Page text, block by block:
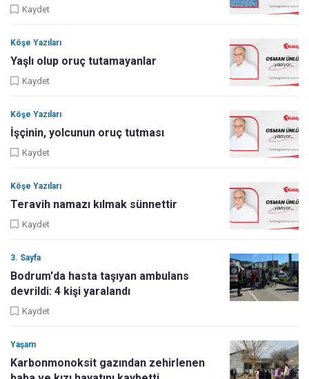
Kaydet
Köşe Yazıları
Yaşlı olup oruç tutamayanlar
Kaydet
Köşe Yazıları
İşçinin, yolcunun oruç tutması
Kaydet
Köşe Yazıları
Teravih namazı kılmak sünnettir
Kaydet
3. Sayfa
Bodrum'da hasta taşıyan ambulans
devrildi: 4 kişi yaralandı
Kaydet
Yaşam
Karbonmonoksit gazından zehirlenen